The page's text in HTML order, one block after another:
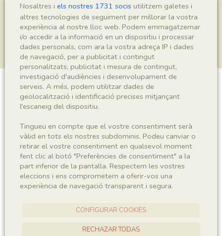
Plantae indet.
Sigla
MNHN 17838
Taxonomia
Nosaltres i els nostres 1731 socis utilitzem galetes i
altres tecnologies de seguiment per millorar la vostra
experiència al nostre lloc web. Podem emmagatzemar
i/o accedir a la informació en un dispositiu i processar
dades personals, com ara la vostra adreça IP i dades
de navegació, per a publicitat i contingut
personalitzats, publicitat i mesura de contingut,
investigació d'audiències i desenvolupament de
serveis. A més, podem utilitzar dades de
geolocalització i identificació precises mitjançant
l'escaneig del dispositiu.
Tingueu en compte que el vostre consentiment serà
vàlid en tots els nostres subdominis. Podeu canviar o
retirar el vostre consentiment en qualsevol moment
fent clic al botó "Preferències de consentiment" a la
part inferior de la pantalla. Respectem les vostres
eleccions i ens comprometem a oferir-vos una
experiència de navegació transparent i segura.
CONFIGURAR COOKIES
RECHAZAR TODAS